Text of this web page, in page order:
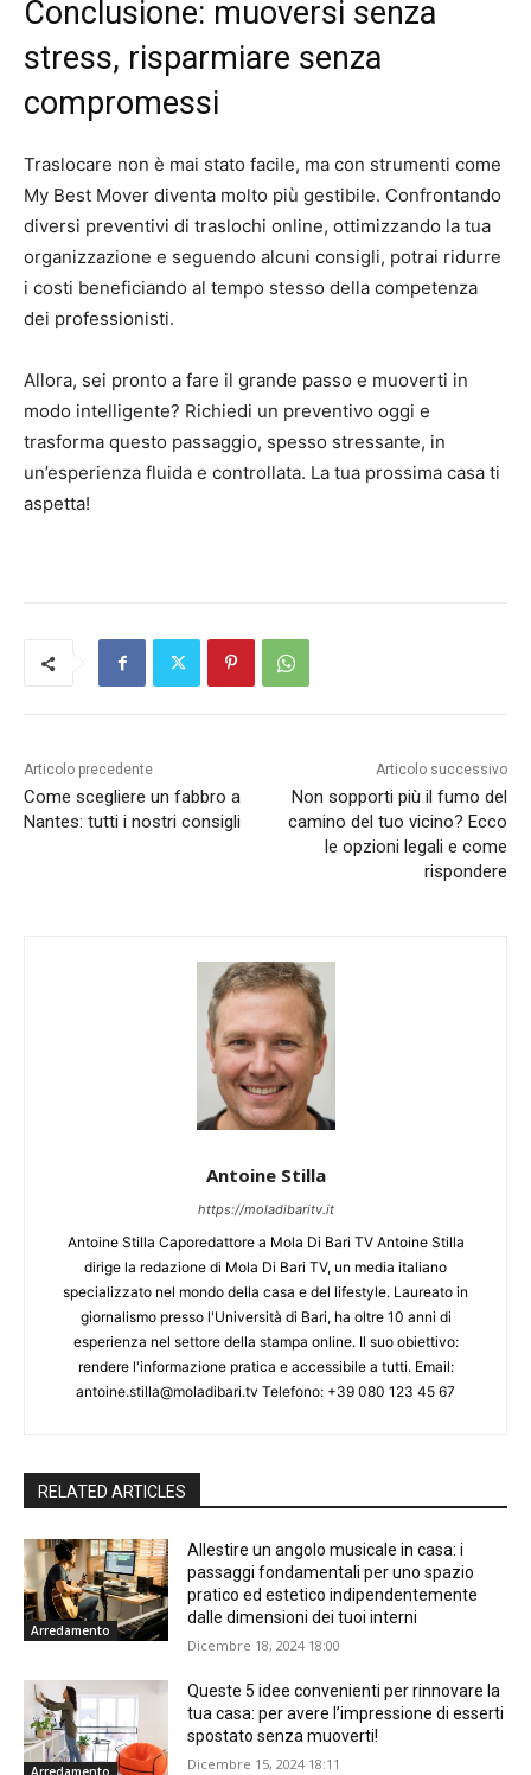
Conclusione: muoversi senza
stress, risparmiare senza
compromessi
Traslocare non è mai stato facile, ma con strumenti come
My Best Mover diventa molto più gestibile. Confrontando
diversi preventivi di traslochi online, ottimizzando la tua
organizzazione e seguendo alcuni consigli, potrai ridurre
i costi beneficiando al tempo stesso della competenza
dei professionisti.
Allora, sei pronto a fare il grande passo e muoverti in
modo intelligente? Richiedi un preventivo oggi e
trasforma questo passaggio, spesso stressante, in
un’esperienza fluida e controllata. La tua prossima casa ti
aspetta!
Articolo precedente
Come scegliere un fabbro a
Nantes: tutti i nostri consigli
Articolo successivo
Non sopporti più il fumo del
camino del tuo vicino? Ecco
le opzioni legali e come
rispondere
Antoine Stilla
https://moladibaritv.it
Antoine Stilla Caporedattore a Mola Di Bari TV Antoine Stilla
dirige la redazione di Mola Di Bari TV, un media italiano
specializzato nel mondo della casa e del lifestyle. Laureato in
giornalismo presso l'Università di Bari, ha oltre 10 anni di
esperienza nel settore della stampa online. Il suo obiettivo:
rendere l'informazione pratica e accessibile a tutti. Email:
antoine.stilla@moladibari.tv Telefono: +39 080 123 45 67
RELATED ARTICLES
Arredamento
Allestire un angolo musicale in casa: i
passaggi fondamentali per uno spazio
pratico ed estetico indipendentemente
dalle dimensioni dei tuoi interni
Dicembre 18, 2024 18:00
Arredamento
Queste 5 idee convenienti per rinnovare la
tua casa: per avere l’impressione di esserti
spostato senza muoverti!
Dicembre 15, 2024 18:11